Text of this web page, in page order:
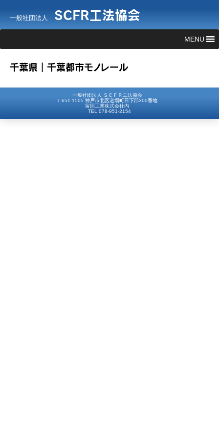
一般社団法人 SCFR工法協会
MENU
千葉県｜千葉都市モノレール
一般社団法人 ＳＣＦＲ工法協会
〒651-1505 神戸市北区道場町日下部300番地
富国工業株式会社内
TEL 078-951-2154